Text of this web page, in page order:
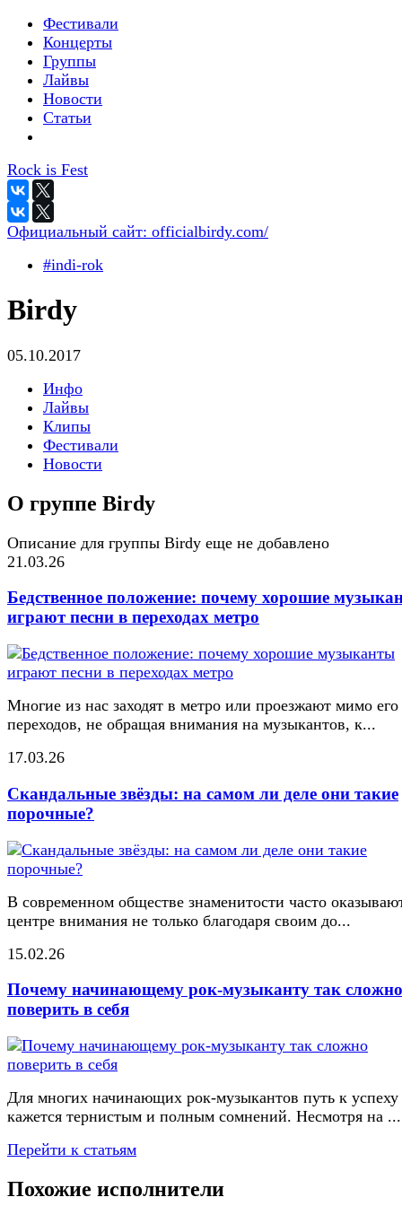
Фестивали
Концерты
Группы
Лайвы
Новости
Статьи
Rock is Fest
Официальный сайт: officialbirdy.com/
#indi-rok
Birdy
05.10.2017
Инфо
Лайвы
Клипы
Фестивали
Новости
О группе Birdy
Описание для группы Birdy еще не добавлено
21.03.26
Бедственное положение: почему хорошие
играют песни в переходах метро
Многие из нас заходят в метро или проезжают мимо его
переходов, не обращая внимания на музыкантов, к...
17.03.26
Скандальные звёзды: на самом ли деле они такие
порочные?
В современном обществе знаменитости часто
центре внимания не только благодаря своим до...
15.02.26
Почему начинающему рок-музыканту так сложно
поверить в себя
Для многих начинающих рок-музыкантов путь к успеху
кажется тернистым и полным сомнений. Несмотря на ...
Перейти к статьям
Похожие исполнители